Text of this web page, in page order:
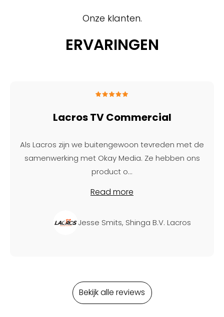
Onze klanten.
ERVARINGEN
Lacros TV Commercial
Als Lacros zijn we buitengewoon tevreden met de
samenwerking met Okay Media. Ze hebben ons
product o...
Read more
Jesse Smits, Shinga B.V. Lacros
Bekijk alle reviews